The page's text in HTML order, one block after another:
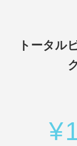
トータル